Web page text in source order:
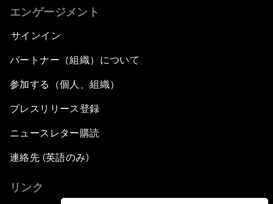
エンゲージメント
サインイン
パートナー（組織）について
参加する（個人、組織）
プレスリリース登録
ニュースレター購読
連絡先 (英語のみ)
リンク